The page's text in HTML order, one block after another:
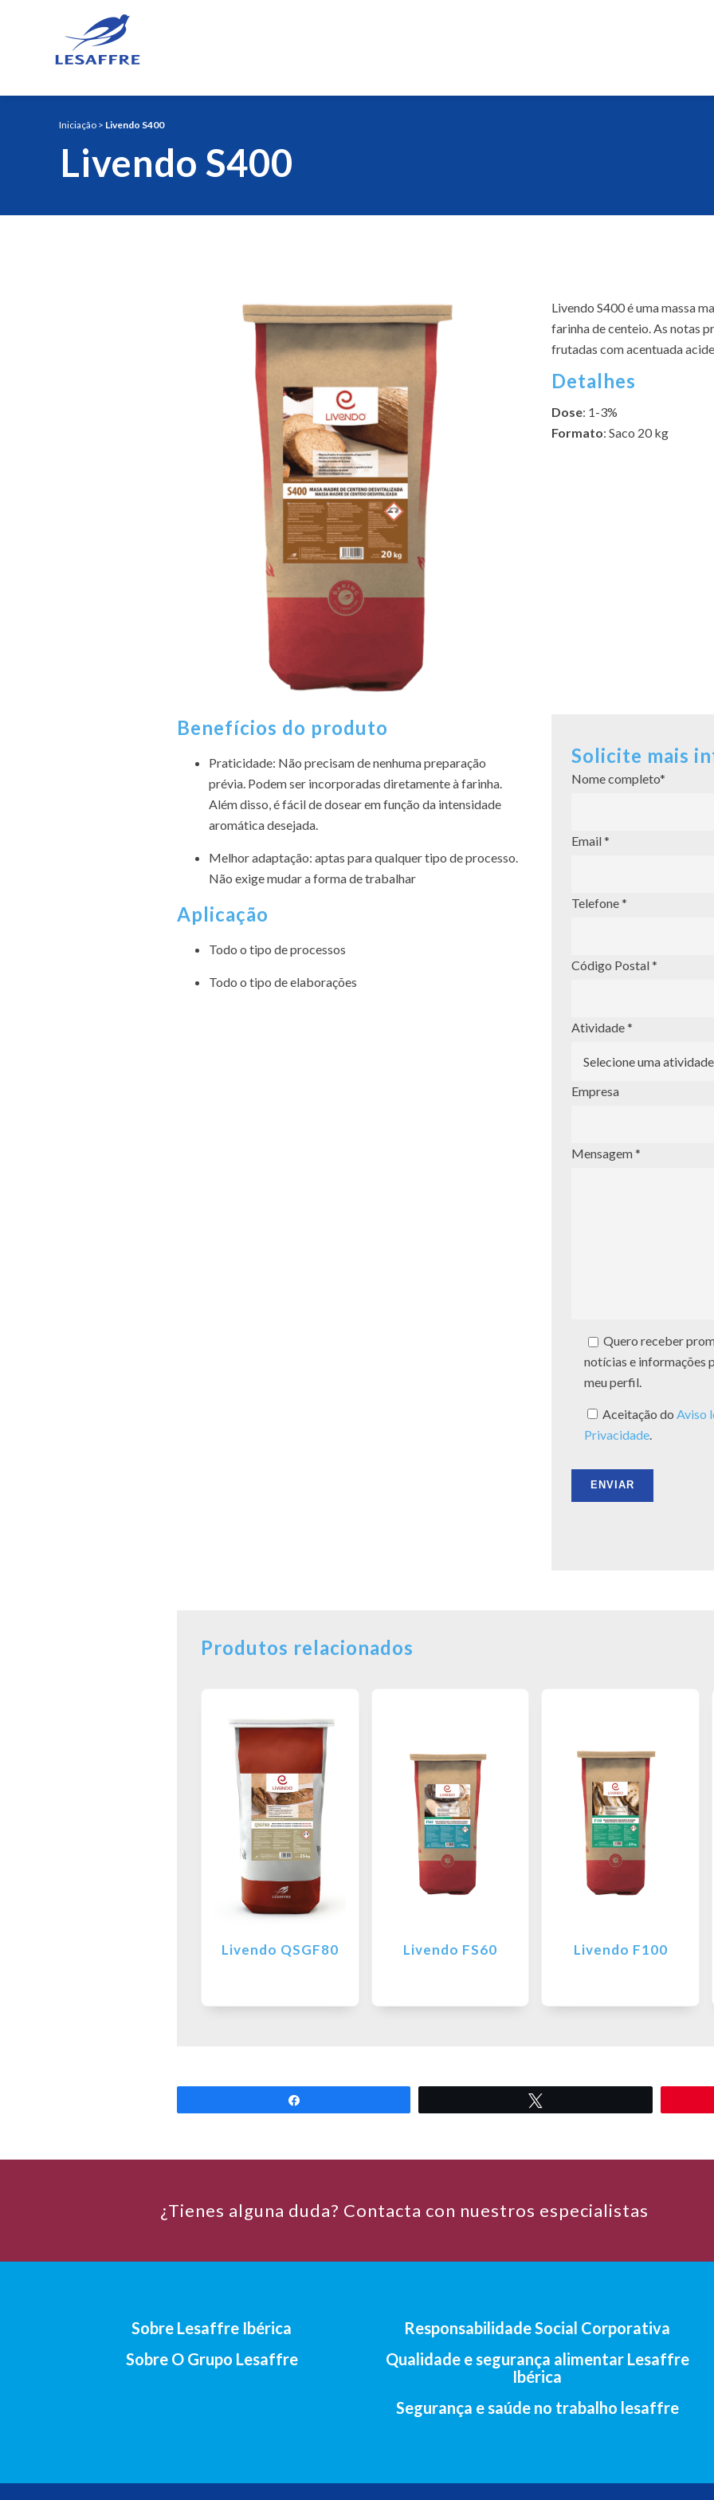
Livendo S400
Iniciação> Livendo S400
Livendo S400 é uma massa
farinha de centeio. As notas
frutadas com acentuada
Detalhes
Dose: 1-3%
Formato: Saco 20 kg
Benefícios do produto
Praticidade: Não precisam de nenhuma preparação
prévia. Podem ser incorporadas diretamente à farinha.
Além disso, é fácil de dosear em função da intensidade
aromática desejada.
Melhor adaptação: aptas para qualquer tipo de processo.
Não exige mudar a forma de trabalhar
Aplicação
Todo o tipo de processos
Todo o tipo de elaborações
Solicite mais
Nome completo*
Email *
Telefone *
Código Postal *
Atividade *
Empresa
Mensagem *
Quero receber
notícias e informações
meu perfil.
Aceitação do Aviso
Privacidade.
Produtos relacionados
Livendo QSGF80 Livendo FS60 Livendo F100
¿Tienes alguna duda? Contacta con nuestros especialistas
Sobre Lesaffre Ibérica
Sobre O Grupo Lesaffre
Responsabilidade Social Corporativa
Qualidade e segurança alimentar Lesaffre
Ibérica
Segurança e saúde no trabalho lesaffre